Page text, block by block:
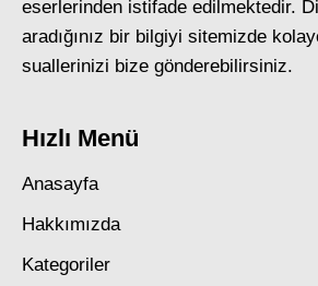
eserlerinden istifade edilmektedir.
aradığınız bir bilgiyi sitemizde
suallerinizi bize gönderebilirsiniz.
Hızlı Menü
Anasayfa
Hakkımızda
Kategoriler